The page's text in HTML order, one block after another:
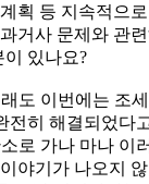
획 등 지속적으
거사 문제와 관
있나요?
도 이번에는 조
전히 해결되었다
로 가나 마나 이
야기가 나오지